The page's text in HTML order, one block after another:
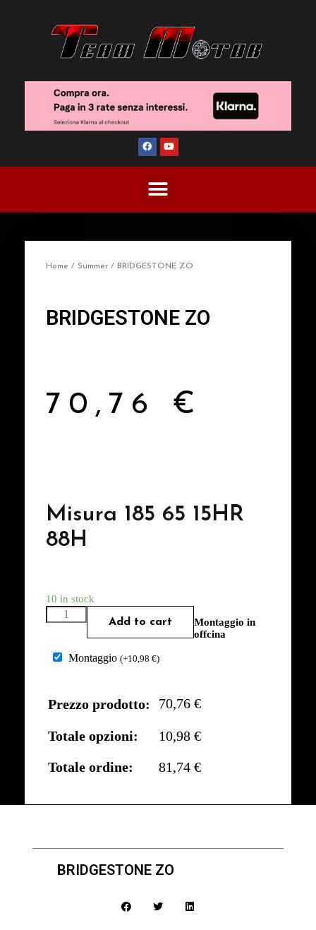
Home / Summer / BRIDGESTONE ZO
BRIDGESTONE ZO
70,76 €
Misura 185 65 15HR
88H
10 in stock
Add to cart
Montaggio in
offcina
Montaggio (+10,98 €)
Prezzo prodotto: 70,76 €
Totale opzioni:
10,98 €
Totale ordine:
81,74 €
BRIDGESTONE ZO